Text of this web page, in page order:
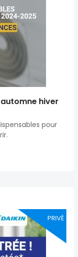
hiver
pour
PRIVÉ